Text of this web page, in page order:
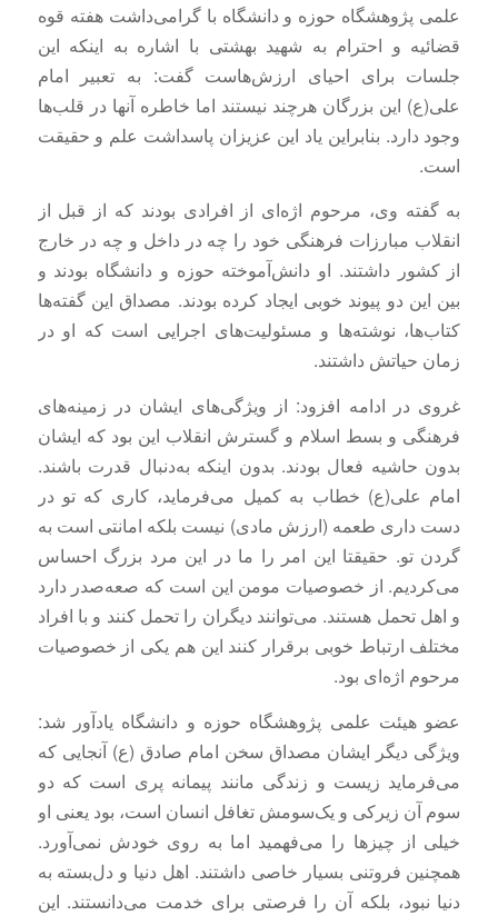
علمی پژوهشگاه حوزه و دانشگاه با گرامی‌داشت هفته قوه
قضائیه و احترام به شهید بهشتی با اشاره به اینکه این
جلسات برای احیای ارزش‌هاست گفت: به تعبیر امام
علی(ع) این بزرگان هرچند نیستند اما خاطره آنها در قلب‌ها
وجود دارد. بنابراین یاد این عزیزان پاسداشت علم و حقیقت
است.
به گفته وی، مرحوم اژه‌ای از افرادی بودند که از قبل از
انقلاب مبارزات فرهنگی خود را چه در داخل و چه در خارج
از کشور داشتند. او دانش‌آموخته حوزه و دانشگاه بودند و
بین این دو پیوند خوبی ایجاد کرده بودند. مصداق این گفته‌ها
کتاب‌ها، نوشته‌ها و مسئولیت‌های اجرایی است که او در
زمان حیاتش داشتند.
غروی در ادامه افزود: از ویژگی‌های ایشان در زمینه‌های
فرهنگی و بسط اسلام و گسترش انقلاب این بود که ایشان
بدون حاشیه فعال بودند. بدون اینکه به‌دنبال قدرت باشند.
امام علی(ع) خطاب به کمیل می‌فرماید، کاری که تو در
دست داری طعمه (ارزش مادی) نیست بلکه امانتی است به
گردن تو. حقیقتا این امر را ما در این مرد بزرگ احساس
می‌کردیم. از خصوصیات مومن این است که صعه‌صدر دارد
و اهل تحمل هستند. می‌توانند دیگران را تحمل کنند و با افراد
مختلف ارتباط خوبی برقرار کنند این هم یکی از خصوصیات
مرحوم اژه‌ای بود.
عضو هیئت علمی پژوهشگاه حوزه و دانشگاه یادآور شد:
ویژگی دیگر ایشان مصداق سخن امام صادق (ع) آنجایی که
می‌فرماید زیست و زندگی مانند پیمانه‌ پری است که دو
سوم آن زیرکی و یک‌سومش تغافل انسان است، بود یعنی او
خیلی از چیزها را می‌فهمید اما به روی خودش نمی‌آورد.
همچنین فروتنی بسیار خاصی داشتند. اهل دنیا و دل‌بسته به
دنیا نبود، بلکه آن را فرصتی برای خدمت می‌دانستند. این